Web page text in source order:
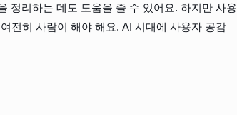
정리하는 데도 도움을 줄 수 있어요. 하지만 사용
전히 사람이 해야 해요. AI 시대에 사용자 공감